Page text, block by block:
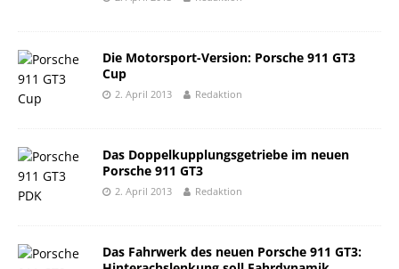
Die Motorsport-Version: Porsche 911 GT3
Cup
2. April 2013 Redaktion
Das Doppelkupplungsgetriebe im neuen
Porsche 911 GT3
2. April 2013 Redaktion
Das Fahrwerk des neuen Porsche 911 GT3: